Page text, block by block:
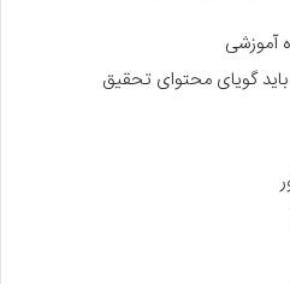
آموزشی
گویای محتوای تحقیق